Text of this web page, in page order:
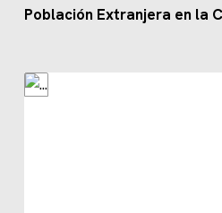
Población Extranjera en la